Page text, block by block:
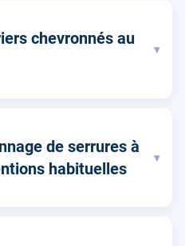
chevronnés au
▾
de serrures à
habituelles
▾